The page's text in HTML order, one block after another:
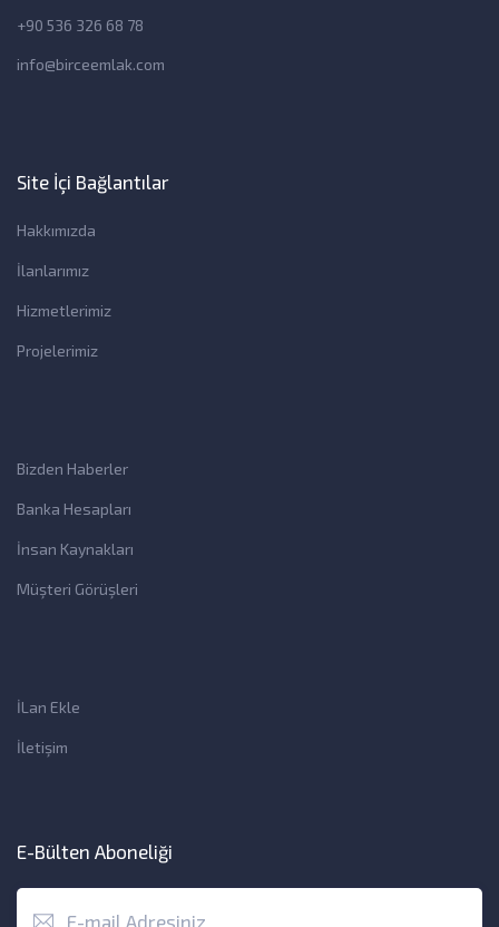
+90 536 326 68 78
info@birceemlak.com
Site İçi Bağlantılar
Hakkımızda
İlanlarımız
Hizmetlerimiz
Projelerimiz
Bizden Haberler
Banka Hesapları
İnsan Kaynakları
Müşteri Görüşleri
İLan Ekle
İletişim
E-Bülten Aboneliği